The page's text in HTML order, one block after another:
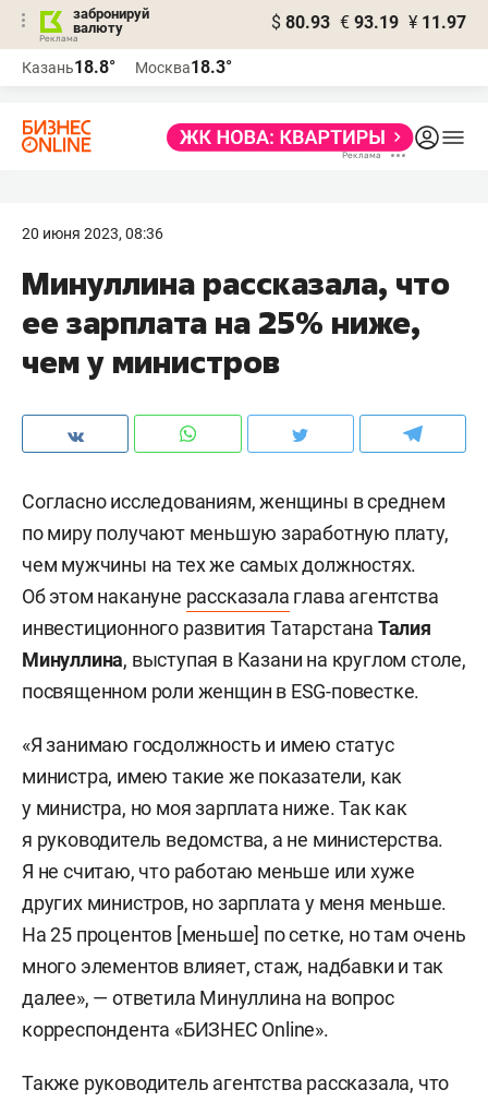
забронируй
валюту
$ 80.93 € 93.19 ¥ 11.97
Казань18.8° Москва18.3°
20 июня 2023, 08:36
Минуллина рассказала, что
ее зарплата на 25% ниже,
чем у министров
Согласно исследованиям, женщины в среднем
по миру получают меньшую заработную плату,
чем мужчины на тех же самых должностях.
Об этом накануне рассказала глава агентства
инвестиционного развития Татарстана Талия
Минуллина, выступая в Казани на круглом столе,
посвященном роли женщин в ESG-повестке.
«Я занимаю госдолжность и имею статус
министра, имею такие же показатели, как
у министра, но моя зарплата ниже. Так как
я руководитель ведомства, а не министерства.
Я не считаю, что работаю меньше или хуже
других министров, но зарплата у меня меньше.
На 25 процентов [меньше] по сетке, но там очень
много элементов влияет, стаж, надбавки и так
далее», — ответила Минуллина на вопрос
корреспондента «БИЗНЕС Online».
Также руководитель агентства рассказала, что